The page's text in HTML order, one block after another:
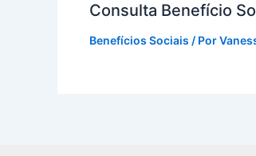
Consulta Benefício
Benefícios Sociais / Por